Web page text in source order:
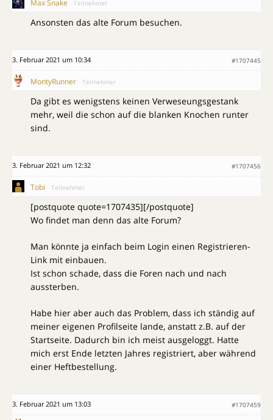
Max Snake Teilnehmer
Ansonsten das alte Forum besuchen.
3. Februar 2021 um 10:34 #1707445
MontyRunner Teilnehmer
Da gibt es wenigstens keinen Verweseungsgestank
mehr, weil die schon auf die blanken Knochen runter
sind.
3. Februar 2021 um 12:32 #1707456
Tobi Teilnehmer
[postquote quote=1707435][/postquote]
Wo findet man denn das alte Forum?
Man könnte ja einfach beim Login einen Registrieren-
Link mit einbauen.
Ist schon schade, dass die Foren nach und nach
aussterben.
Habe hier aber auch das Problem, dass ich ständig auf
meiner eigenen Profilseite lande, anstatt z.B. auf der
Startseite. Dadurch bin ich meist ausgeloggt. Hatte
mich erst Ende letzten Jahres registriert, aber während
einer Heftbestellung.
3. Februar 2021 um 13:03 #1707459